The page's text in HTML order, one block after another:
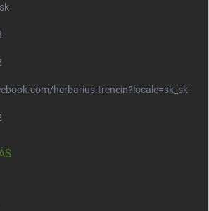
herbarius.trencin?locale=sk_sk